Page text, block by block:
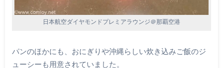
日本航空ダイヤモンドプレミアラウンジ＠那覇空港
パンのほかにも、おにぎりや沖縄らしい炊き込みご飯のジ
ューシーも用意されていました。